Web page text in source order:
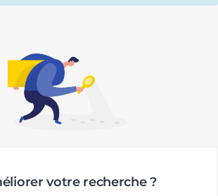
votre recherche ?